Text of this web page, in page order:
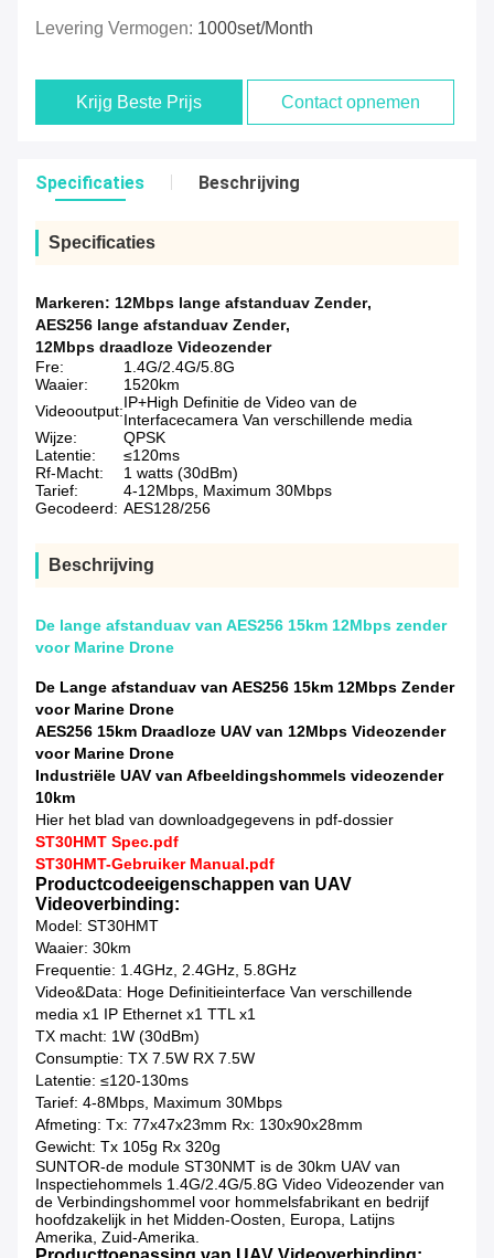
Levering Vermogen: 1000set/Month
Krijg Beste Prijs Contact opnemen
Specificaties Beschrijving
Specificaties
Markeren: 12Mbps lange afstanduav Zender,
AES256 lange afstanduav Zender,
12Mbps draadloze Videozender
Fre:
1.4G/2.4G/5.8G
Waaier:
1520km
Videooutput:IP+High Definitie de Video van de
Interfacecamera Van verschillende media
Wijze:
QPSK
Latentie:
≤120ms
Rf-Macht:
1 watts (30dBm)
Tarief:
4-12Mbps, Maximum 30Mbps
Gecodeerd: AES128/256
Beschrijving
De lange afstanduav van AES256 15km 12Mbps zender
voor Marine Drone
De Lange afstanduav van AES256 15km 12Mbps Zender
voor Marine Drone
AES256 15km Draadloze UAV van 12Mbps Videozender
voor Marine Drone
Industriële UAV van Afbeeldingshommels videozender
10km
Hier het blad van downloadgegevens in pdf-dossier
ST30HMT Spec.pdf
ST30HMT-Gebruiker Manual.pdf
Productcodeeigenschappen van UAV
Videoverbinding:
Model: ST30HMT
Waaier: 30km
Frequentie: 1.4GHz, 2.4GHz, 5.8GHz
Video&Data: Hoge Definitieinterface Van verschillende
media x1 IP Ethernet x1 TTL x1
TX macht: 1W (30dBm)
Consumptie: TX 7.5W RX 7.5W
Latentie: ≤120-130ms
Tarief: 4-8Mbps, Maximum 30Mbps
Afmeting: Tx: 77x47x23mm Rx: 130x90x28mm
Gewicht: Tx 105g Rx 320g
SUNTOR-de module ST30NMT is de 30km UAV van
Inspectiehommels 1.4G/2.4G/5.8G Video Videozender van
de Verbindingshommel voor hommelsfabrikant en bedrijf
hoofdzakelijk in het Midden-Oosten, Europa, Latijns
Amerika, Zuid-Amerika.